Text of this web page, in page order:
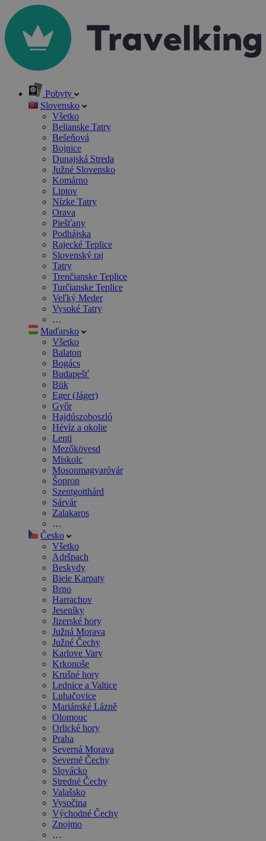
Pobyty
Slovensko
Všetko
Belianske Tatry
Bešeňová
Bojnice
Dunajská Streda
Južné Slovensko
Komárno
Liptov
Nízke Tatry
Orava
Piešťany
Podhájska
Rajecké Teplice
Slovenský raj
Tatry
Trenčianske Teplice
Turčianske Teplice
Veľký Meder
Vysoké Tatry
…
Maďarsko
Všetko
Balaton
Bogács
Budapešť
Bük
Eger (Jáger)
Győr
Hajdúszoboszló
Hévíz a okolie
Lenti
Mezőkövesd
Miskolc
Mosonmagyaróvár
Šopron
Szentgotthárd
Sárvár
Zalakaros
…
Česko
Všetko
Adršpach
Beskydy
Biele Karpaty
Brno
Harrachov
Jeseníky
Jizerské hory
Južná Morava
Južné Čechy
Karlove Vary
Krkonoše
Krušné hory
Lednice a Valtice
Luhačovice
Mariánské Lázně
Olomouc
Orlické hory
Praha
Severná Morava
Severné Čechy
Slovácko
Stredné Čechy
Valašsko
Vysočina
Východné Čechy
Znojmo
…